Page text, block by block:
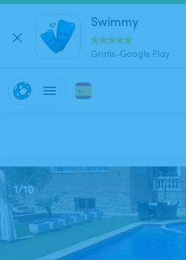
Swimmy
Gratis-Google Play
Este anuncio está cerrado
1/10